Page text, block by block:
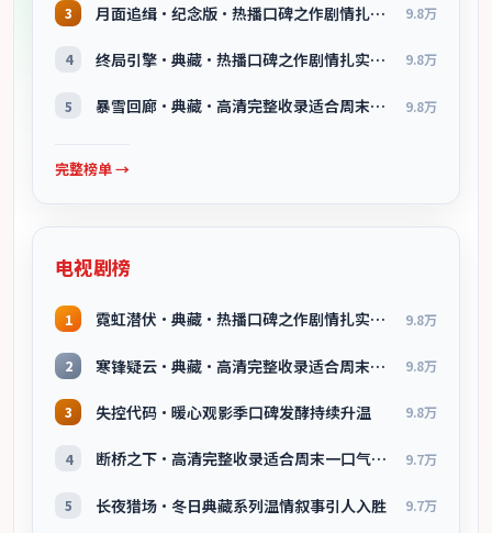
3 月面追缉·纪念版·热播口碑之作剧情扎实演技在线 9.8万
4 终局引擎·典藏·热播口碑之作剧情扎实演技在线 9.8万
5 暴雪回廊·典藏·高清完整收录适合周末一口气刷完 9.8万
完整榜单 →
电视剧榜
1 霓虹潜伏·典藏·热播口碑之作剧情扎实演技在线 9.8万
2 寒锋疑云·典藏·高清完整收录适合周末一口气刷完 9.8万
3 失控代码·暖心观影季口碑发酵持续升温 9.8万
4 断桥之下·高清完整收录适合周末一口气刷完 9.7万
5 长夜猎场·冬日典藏系列温情叙事引人入胜 9.7万